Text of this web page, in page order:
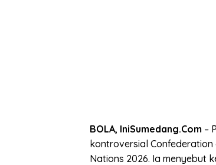
BOLA, IniSumedang.Com –
kontroversial
Nations 2026. Ia menyebut